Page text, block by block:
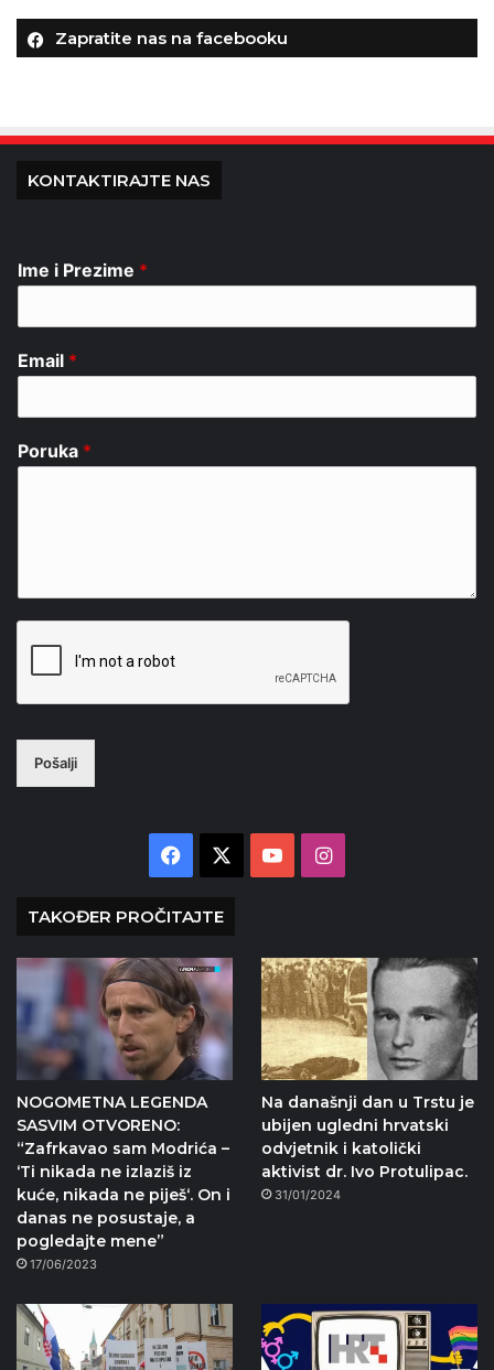
Zapratite nas na facebooku
KONTAKTIRAJTE NAS
Ime i Prezime *
Email *
Poruka *
Pošalji
Facebook YouTubeInstagram
TAKOĐER PROČITAJTE
NOGOMETNA LEGENDA
SASVIM OTVORENO:
“Zafrkavao sam Modrića –
‘Ti nikada ne izlaziš iz
kuće, nikada ne piješ‘. On i
danas ne posustaje, a
pogledajte mene”
17/06/2023
Na današnji dan u Trstu je
ubijen ugledni hrvatski
odvjetnik i katolički
aktivist dr. Ivo Protulipac.
31/01/2024